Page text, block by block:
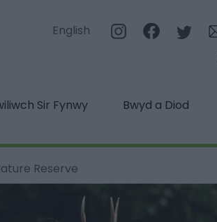
English
Sir Fynwy Bwyd a Diod
Reserve